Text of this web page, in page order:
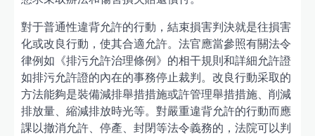
對于普通性違背允許的行動，結束損害判決就是往損害
化或改良行動，使其合適允許。法官應當參照有關法令
律例如《排污允許治理條例》的相干規則和詳細允許證
如排污允許證的內在的事務停止裁判。改良行動采取的
方法能夠是裝備減排舉措措施或許管理舉措措施、削減
排放量、縮減排放時光等。對嚴重違背允許的行動而應
課以撤消允許、停產、封閉等法令義務的，法院可以判